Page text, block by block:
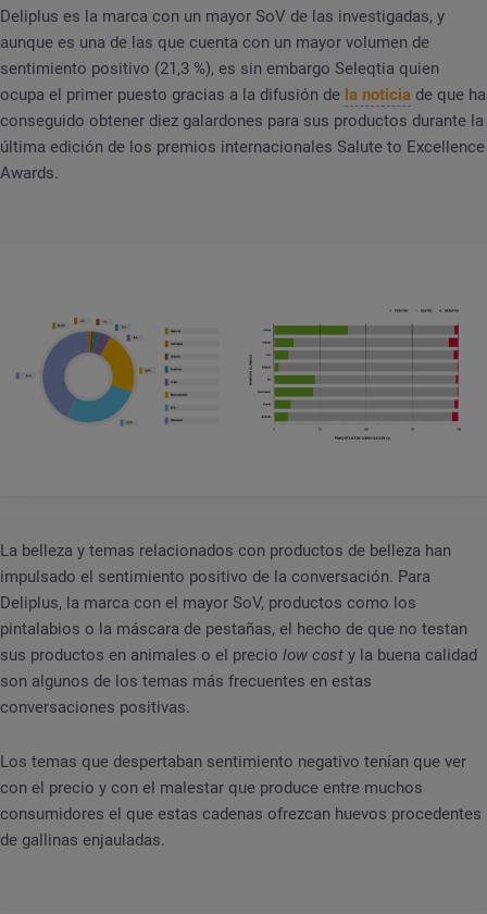
Deliplus es la marca con un mayor SoV de las investigadas, y
aunque es una de las que cuenta con un mayor volumen de
sentimiento positivo (21,3 %), es sin embargo Seleqtia quien
ocupa el primer puesto gracias a la difusión de la noticia de que ha
conseguido obtener diez galardones para sus productos durante la
última edición de los premios internacionales Salute to Excellence
Awards.
La belleza y temas relacionados con productos de belleza han
impulsado el sentimiento positivo de la conversación. Para
Deliplus, la marca con el mayor SoV, productos como los
pintalabios o la máscara de pestañas, el hecho de que no testan
sus productos en animales o el precio low cost y la buena calidad
son algunos de los temas más frecuentes en estas
conversaciones positivas.
Los temas que despertaban sentimiento negativo tenían que ver
con el precio y con el malestar que produce entre muchos
consumidores el que estas cadenas ofrezcan huevos procedentes
de gallinas enjauladas.